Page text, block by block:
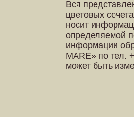
Вся
цветовых
носит
определяемой
информации
MARE» по тел.
может быть